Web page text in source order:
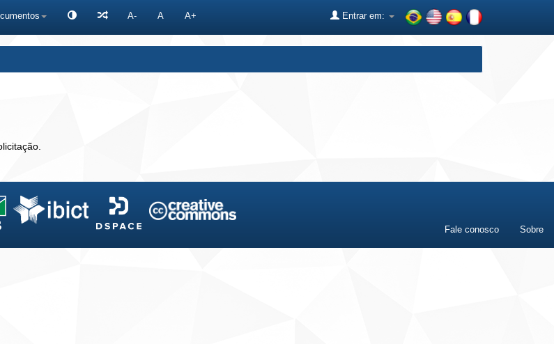
A- A A+ Entrar em:
Fale conosco Sobre